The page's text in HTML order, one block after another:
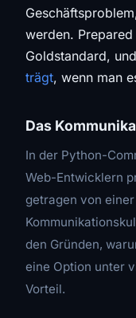
werden.
Goldstandard,
trägt, wenn man
Das
In der Python-
Web-Entwicklern
getragen von
den Gründen,
eine Option unter
Vorteil.